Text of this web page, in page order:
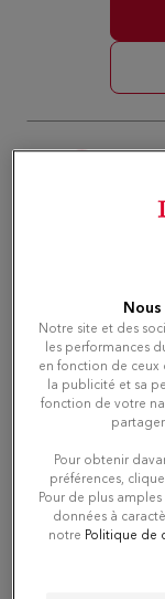
C.C
4
8.97 km
Du
29
94300
Notre site et des
les performances
en fonction de ceux
la publicité et sa
fonction de votre
Pour obtenir
préférences,
Pour de plus
données à
notre Politique de